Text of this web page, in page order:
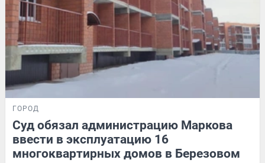
ГОРОД
Суд обязал администрацию Маркова
ввести в эксплуатацию 16
многоквартирных домов в Березовом